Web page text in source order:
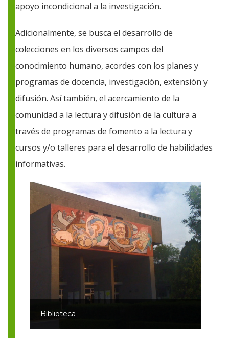
apoyo incondicional a la investigación.
Adicionalmente, se busca el desarrollo de
colecciones en los diversos campos del
conocimiento humano, acordes con los planes y
programas de docencia, investigación, extensión y
difusión. Así también, el acercamiento de la
comunidad a la lectura y difusión de la cultura a
través de programas de fomento a la lectura y
cursos y/o talleres para el desarrollo de habilidades
informativas.
Biblioteca